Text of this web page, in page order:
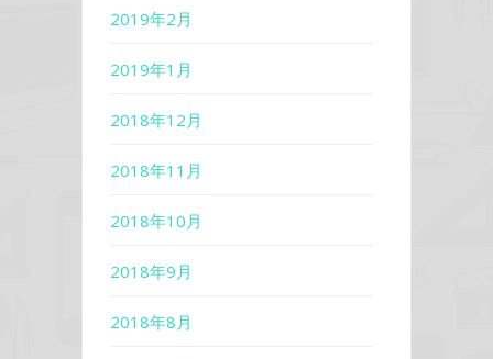
2019年2月
2019年1月
2018年12月
2018年11月
2018年10月
2018年9月
2018年8月